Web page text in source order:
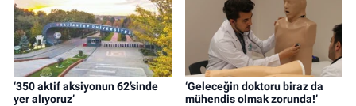
‘350 aktif aksiyonun 62’sinde
yer alıyoruz’
‘Geleceğin doktoru biraz da
mühendis olmak zorunda!’